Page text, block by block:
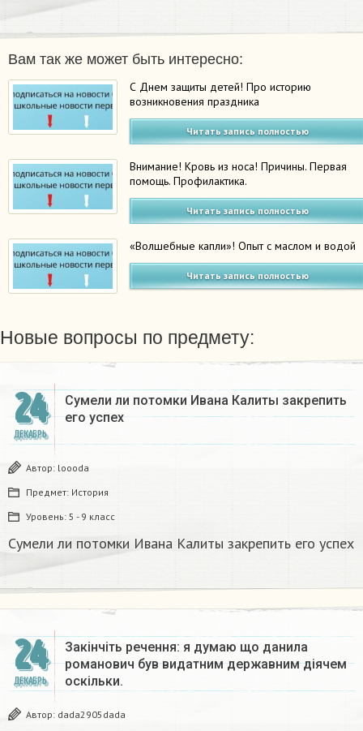
Вам так же может быть интересно:
С Днем защиты детей! Про историю
возникновения праздника
Читать запись полностью
Внимание! Кровь из носа! Причины. Первая
помощь. Профилактика.
Читать запись полностью
«Волшебные капли»! Опыт с маслом и водой
Читать запись полностью
Новые вопросы по предмету:
24
ДЕКАБРЬ
Сумели ли потомки Ивана Калиты закрепить
его успех
Автор: loooda
Предмет: История
Уровень: 5 - 9 класс
Сумели ли потомки Ивана Калиты закрепить его успех
24
ДЕКАБРЬ
Закінчіть речення: я думаю що данила
романович був видатним державним діячем
оскільки.
Автор: dada2905dada